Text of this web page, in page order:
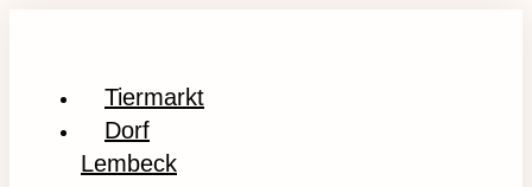
Tiermarkt
Dorf
Lembeck